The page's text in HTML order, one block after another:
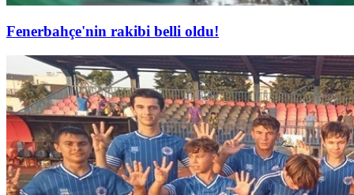
Fenerbahçe'nin rakibi belli oldu!